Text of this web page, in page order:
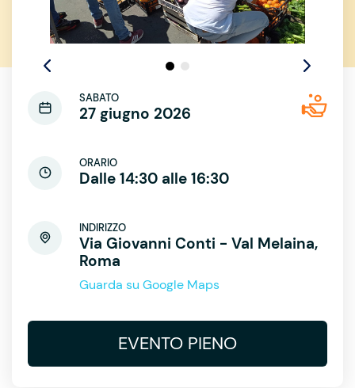
SABATO
27 giugno 2026
ORARIO
Dalle 14:30 alle 16:30
INDIRIZZO
Via Giovanni Conti - Val Melaina,
Roma
Guarda su Google Maps
EVENTO PIENO